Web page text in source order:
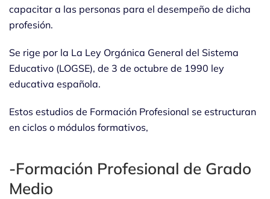
capacitar a las personas para el desempeño de dicha
profesión.
Se rige por la La Ley Orgánica General del Sistema
Educativo (LOGSE), de 3 de octubre de 1990 ley
educativa española.
Estos estudios de Formación Profesional se estructuran
en ciclos o módulos formativos,
-Formación Profesional de Grado
Medio